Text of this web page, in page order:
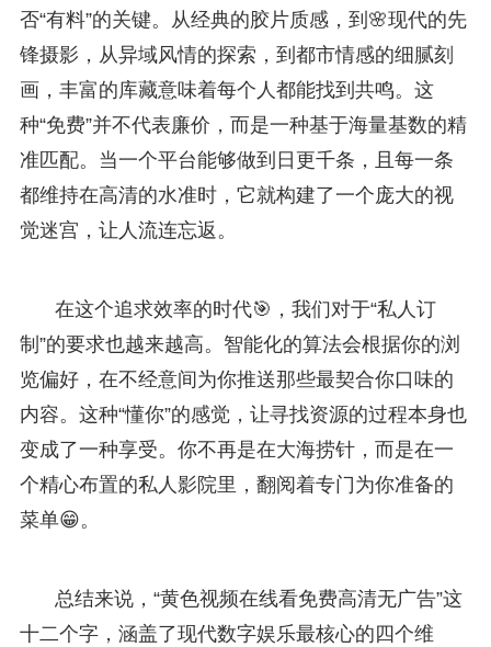
否“有料”的关键。从经典的胶片质感，到🌸现代的先
锋摄影，从异域风情的探索，到都市情感的细腻刻
画，丰富的库藏意味着每个人都能找到共鸣。这
种“免费”并不代表廉价，而是一种基于海量基数的精
准匹配。当一个平台能够做到日更千条，且每一条
都维持在高清的水准时，它就构建了一个庞大的视
觉迷宫，让人流连忘返。
在这个追求效率的时代🎯，我们对于“私人订
制”的要求也越来越高。智能化的算法会根据你的浏
览偏好，在不经意间为你推送那些最契合你口味的
内容。这种“懂你”的感觉，让寻找资源的过程本身也
变成了一种享受。你不再是在大海捞针，而是在一
个精心布置的私人影院里，翻阅着专门为你准备的
菜单😁。
总结来说，“黄色视频在线看免费高清无广告”这
十二个字，涵盖了现代数字娱乐最核心的四个维